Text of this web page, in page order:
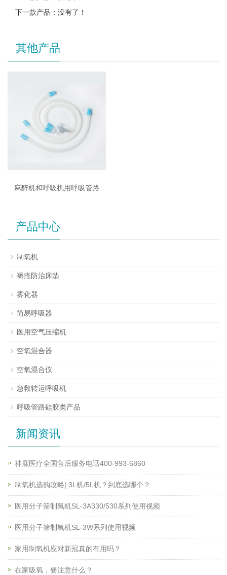
下一款产品：没有了！
其他产品
麻醉机和呼吸机用呼吸管路
产品中心
制氧机
褥疮防治床垫
雾化器
简易呼吸器
医用空气压缩机
空氧混合器
空氧混合仪
急救转运呼吸机
呼吸管路硅胶类产品
新闻资讯
神鹿医疗全国售后服务电话400-993-6860
制氧机选购攻略| 3L机/5L机？到底选哪个？
医用分子筛制氧机SL-3A330/530系列使用视频
医用分子筛制氧机SL-3W系列使用视频
家用制氧机应对新冠真的有用吗？
在家吸氧，要注意什么？